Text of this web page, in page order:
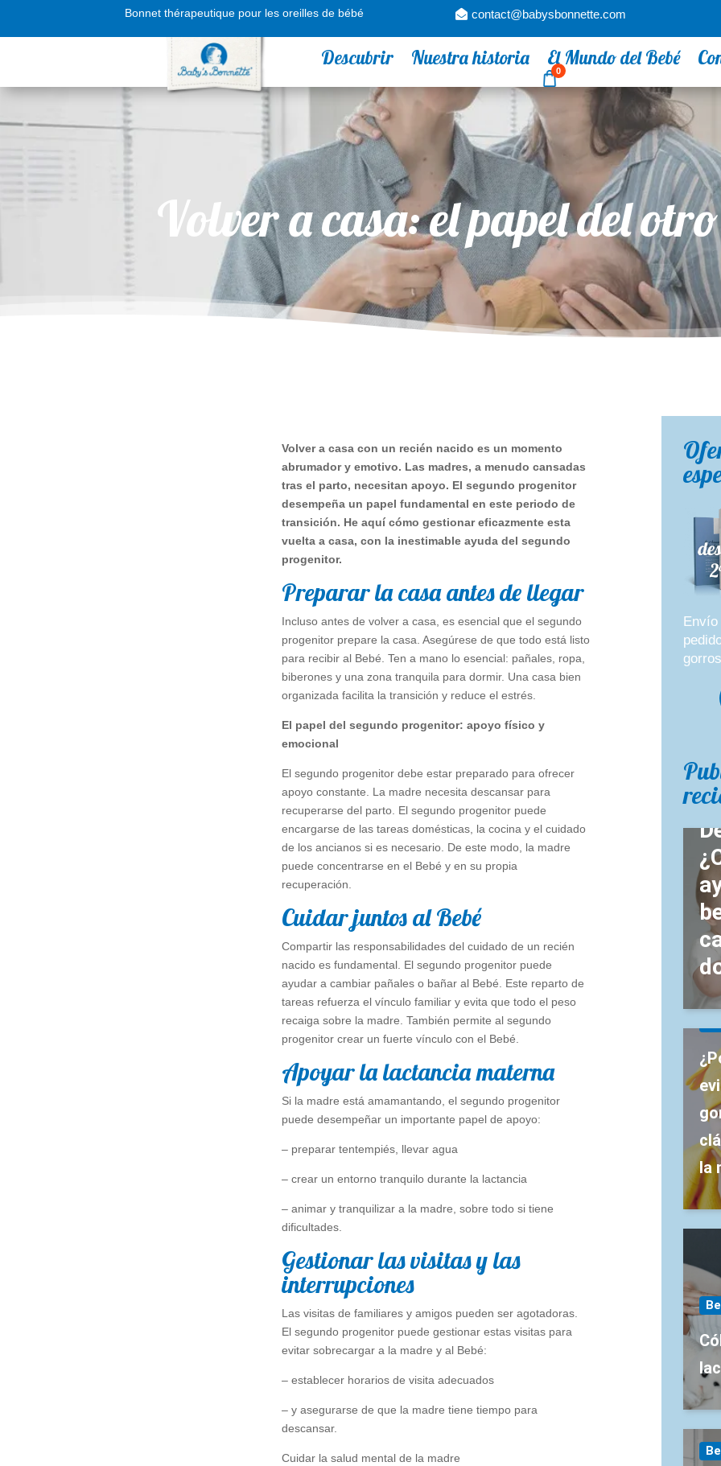
Bonnet thérapeutique pour les oreilles de bébé contact@babysbonnette.com
Descubrir Nuestra historia El Mundo del Bebé
0
Volver a casa: el papel del
Volver a casa con un recién nacido es un momento
abrumador y emotivo. Las madres, a menudo cansadas
tras el parto, necesitan apoyo. El segundo progenitor
desempeña un papel fundamental en este periodo de
transición. He aquí cómo gestionar eficazmente esta
vuelta a casa, con la inestimable ayuda del segundo
progenitor.
Preparar la casa antes de llegar
Incluso antes de volver a casa, es esencial que el segundo
progenitor prepare la casa. Asegúrese de que todo está listo
para recibir al Bebé. Ten a mano lo esencial: pañales, ropa,
biberones y una zona tranquila para dormir. Una casa bien
organizada facilita la transición y reduce el estrés.
El papel del segundo progenitor: apoyo físico y
emocional
El segundo progenitor debe estar preparado para ofrecer
apoyo constante. La madre necesita descansar para
recuperarse del parto. El segundo progenitor puede
encargarse de las tareas domésticas, la cocina y el cuidado
de los ancianos si es necesario. De este modo, la madre
puede concentrarse en el Bebé y en su propia
recuperación.
Cuidar juntos al Bebé
Compartir las responsabilidades del cuidado de un recién
nacido es fundamental. El segundo progenitor puede
ayudar a cambiar pañales o bañar al Bebé. Este reparto de
tareas refuerza el vínculo familiar y evita que todo el peso
recaiga sobre la madre. También permite al segundo
progenitor crear un fuerte vínculo con el Bebé.
Apoyar la lactancia materna
Si la madre está amamantando, el segundo progenitor
puede desempeñar un importante papel de apoyo:
– preparar tentempiés, llevar agua
– crear un entorno tranquilo durante la lactancia
– animar y tranquilizar a la madre, sobre todo si tiene
dificultades.
Gestionar las visitas y las
interrupciones
Las visitas de familiares y amigos pueden ser agotadoras.
El segundo progenitor puede gestionar estas visitas para
evitar sobrecargar a la madre y al Bebé:
– establecer horarios de visita adecuados
– y asegurarse de que la madre tiene tiempo para
descansar.
Cuidar la salud mental de la madre
la